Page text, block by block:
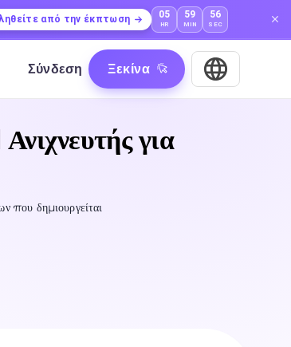
από την έκπτωση 05
HR
59
MIN
54
SEC
Σύνδεση Ξεκίνα
για
που δημιουργείται